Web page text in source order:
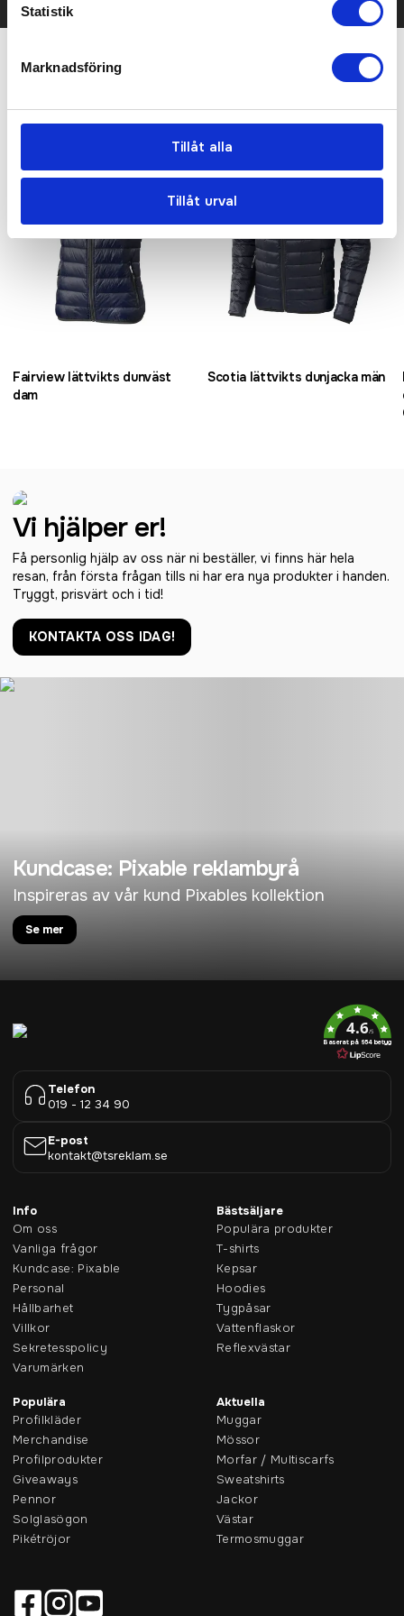
Statistik
Marknadsföring
Tillåt alla
Tillåt urval
Relaterade produkter
Fairview lättvikts dunväst
dam
Scotia lättvikts dunjacka män
Vi hjälper er!
Få personlig hjälp av oss när ni beställer, vi finns här hela
resan, från första frågan tills ni har era nya produkter i handen.
Tryggt, prisvärt och i tid!
KONTAKTA OSS IDAG!
Kundcase: Pixable reklambyrå
Inspireras av vår kund Pixables kollektion
Se mer
4.6/5
Baserat på 954 betyg
Telefon
019 - 12 34 90
E-post
kontakt@tsreklam.se
Info
Om oss
Vanliga frågor
Kundcase: Pixable
Personal
Hållbarhet
Villkor
Sekretesspolicy
Varumärken
Bästsäljare
Populära produkter
T-shirts
Kepsar
Hoodies
Tygpåsar
Vattenflaskor
Reflexvästar
Populära
Profilkläder
Merchandise
Profilprodukter
Giveaways
Pennor
Solglasögon
Pikétröjor
Aktuella
Muggar
Mössor
Morfar / Multiscarfs
Sweatshirts
Jackor
Västar
Termosmuggar